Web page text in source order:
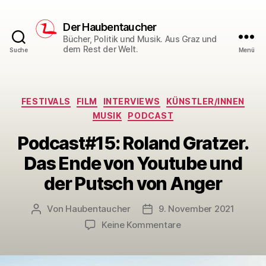
Suche
Der Haubentaucher
Bücher, Politik und Musik. Aus Graz und
dem Rest der Welt.
Menü
Kategorien
FESTIVALS FILM INTERVIEWS
KÜNSTLER/INNEN
MUSIK
PODCAST
Podcast#15: Roland Gratzer.
Das Ende von Youtube und
der Putsch von Anger
Beitragsautor
Von Haubentaucher Veröffentlichungsdatum
9. November 2021
Keine Kommentarezu